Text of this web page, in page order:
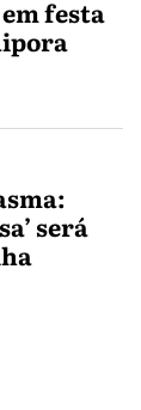
festa
será